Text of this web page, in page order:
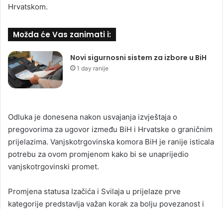
Hrvatskom.
Možda će Vas zanimati i:
Novi sigurnosni sistem za izbore u BiH
1 day ranije
Odluka je donesena nakon usvajanja izvještaja o
pregovorima za ugovor između BiH i Hrvatske o graničnim
prijelazima. Vanjskotrgovinska komora BiH je ranije isticala
potrebu za ovom promjenom kako bi se unaprijedio
vanjskotrgovinski promet.
Promjena statusa Izačića i Svilaja u prijelaze prve
kategorije predstavlja važan korak za bolju povezanost i